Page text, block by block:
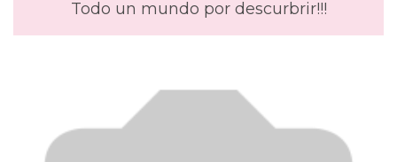
Todo un mundo por descurbrir!!!